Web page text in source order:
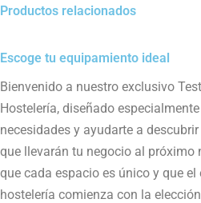
Productos relacionados
Escoge tu equipamiento ideal
Bienvenido a nuestro exclusivo
Hostelería, diseñado
necesidades y ayudarte a
que llevarán tu negocio al próximo
que cada espacio es único y que
hostelería comienza con la